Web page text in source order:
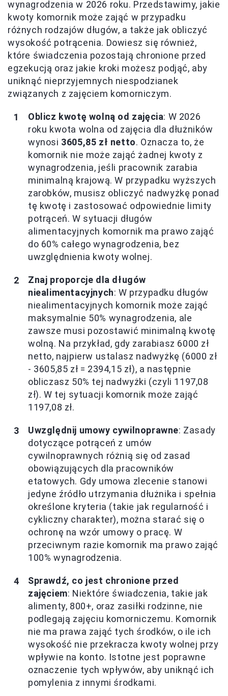
wynagrodzenia w 2026 roku. Przedstawimy, jakie
kwoty komornik może zająć w przypadku
różnych rodzajów długów, a także jak obliczyć
wysokość potrącenia. Dowiesz się również,
które świadczenia pozostają chronione przed
egzekucją oraz jakie kroki możesz podjąć, aby
uniknąć nieprzyjemnych niespodzianek
związanych z zajęciem komorniczym.
Oblicz kwotę wolną od zajęcia: W 2026
roku kwota wolna od zajęcia dla dłużników
wynosi 3605,85 zł netto. Oznacza to, że
komornik nie może zająć żadnej kwoty z
wynagrodzenia, jeśli pracownik zarabia
minimalną krajową. W przypadku wyższych
zarobków, musisz obliczyć nadwyżkę ponad
tę kwotę i zastosować odpowiednie limity
potrąceń. W sytuacji długów
alimentacyjnych komornik ma prawo zająć
do 60% całego wynagrodzenia, bez
uwzględnienia kwoty wolnej.
Znaj proporcje dla długów
niealimentacyjnych: W przypadku długów
niealimentacyjnych komornik może zająć
maksymalnie 50% wynagrodzenia, ale
zawsze musi pozostawić minimalną kwotę
wolną. Na przykład, gdy zarabiasz 6000 zł
netto, najpierw ustalasz nadwyżkę (6000 zł
- 3605,85 zł = 2394,15 zł), a następnie
obliczasz 50% tej nadwyżki (czyli 1197,08
zł). W tej sytuacji komornik może zająć
1197,08 zł.
Uwzględnij umowy cywilnoprawne: Zasady
dotyczące potrąceń z umów
cywilnoprawnych różnią się od zasad
obowiązujących dla pracowników
etatowych. Gdy umowa zlecenie stanowi
jedyne źródło utrzymania dłużnika i spełnia
określone kryteria (takie jak regularność i
cykliczny charakter), można starać się o
ochronę na wzór umowy o pracę. W
przeciwnym razie komornik ma prawo zająć
100% wynagrodzenia.
Sprawdź, co jest chronione przed
zajęciem: Niektóre świadczenia, takie jak
alimenty, 800+, oraz zasiłki rodzinne, nie
podlegają zajęciu komorniczemu. Komornik
nie ma prawa zająć tych środków, o ile ich
wysokość nie przekracza kwoty wolnej przy
wpływie na konto. Istotne jest poprawne
oznaczenie tych wpływów, aby uniknąć ich
pomylenia z innymi środkami.